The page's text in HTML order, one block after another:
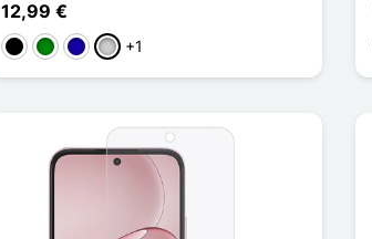
12,99 €
Schwarz
GrünDunkelblau
Silber
+1